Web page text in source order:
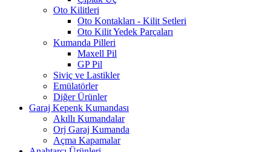
Oto Kilitleri
Oto Kontakları - Kilit Setleri
Oto Kilit Yedek Parçaları
Kumanda Pilleri
Maxell Pil
GP Pil
Siviç ve Lastikler
Emülatörler
Diğer Ürünler
Garaj Kepenk Kumandası
Akıllı Kumandalar
Orj Garaj Kumanda
Açma Kapamalar